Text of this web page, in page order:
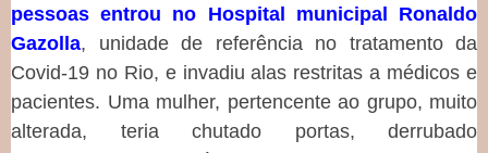
pessoas entrou no Hospital municipal Ronaldo
Gazolla, unidade de referência no tratamento da
Covid-19 no Rio, e invadiu alas restritas a médicos e
pacientes. Uma mulher, pertencente ao grupo, muito
alterada, teria chutado portas, derrubado